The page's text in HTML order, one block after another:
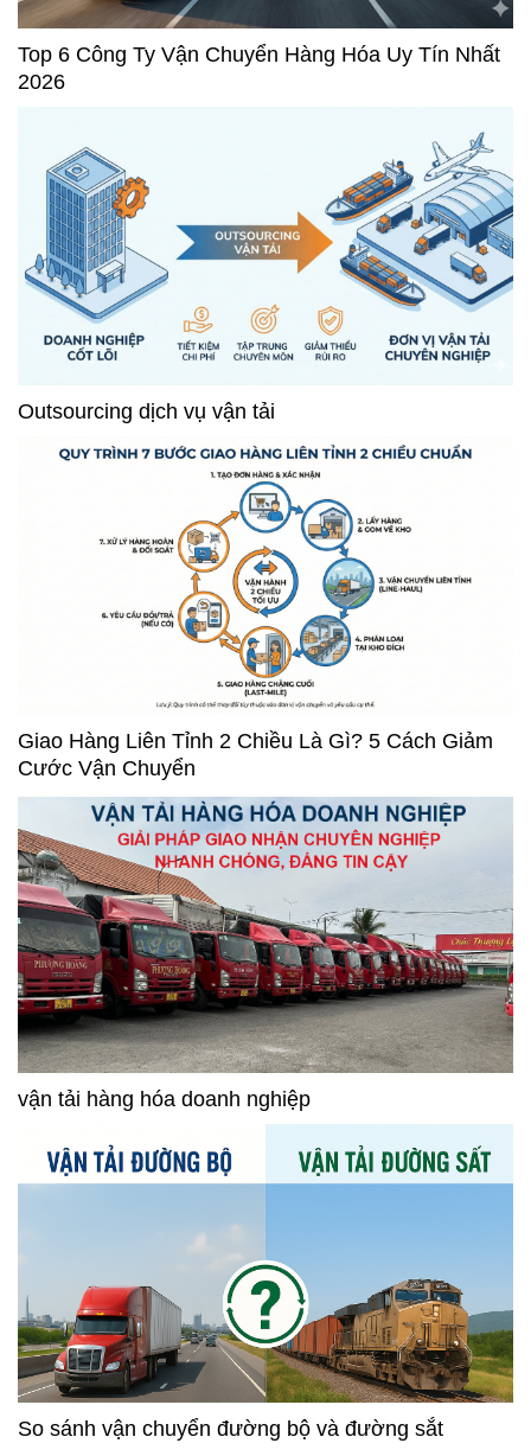
Top 6 Công Ty Vận Chuyển Hàng Hóa Uy Tín Nhất
2026
Outsourcing dịch vụ vận tải
Giao Hàng Liên Tỉnh 2 Chiều Là Gì? 5 Cách Giảm
Cước Vận Chuyển
vận tải hàng hóa doanh nghiệp
So sánh vận chuyển đường bộ và đường sắt